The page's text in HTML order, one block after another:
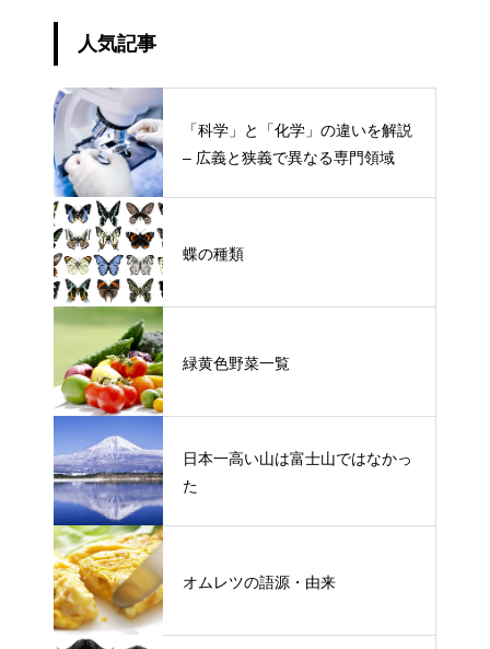
人気記事
「科学」と「化学」の違いを解説
– 広義と狭義で異なる専門領域
蝶の種類
緑黄色野菜一覧
日本一高い山は富士山ではなかっ
た
オムレツの語源・由来